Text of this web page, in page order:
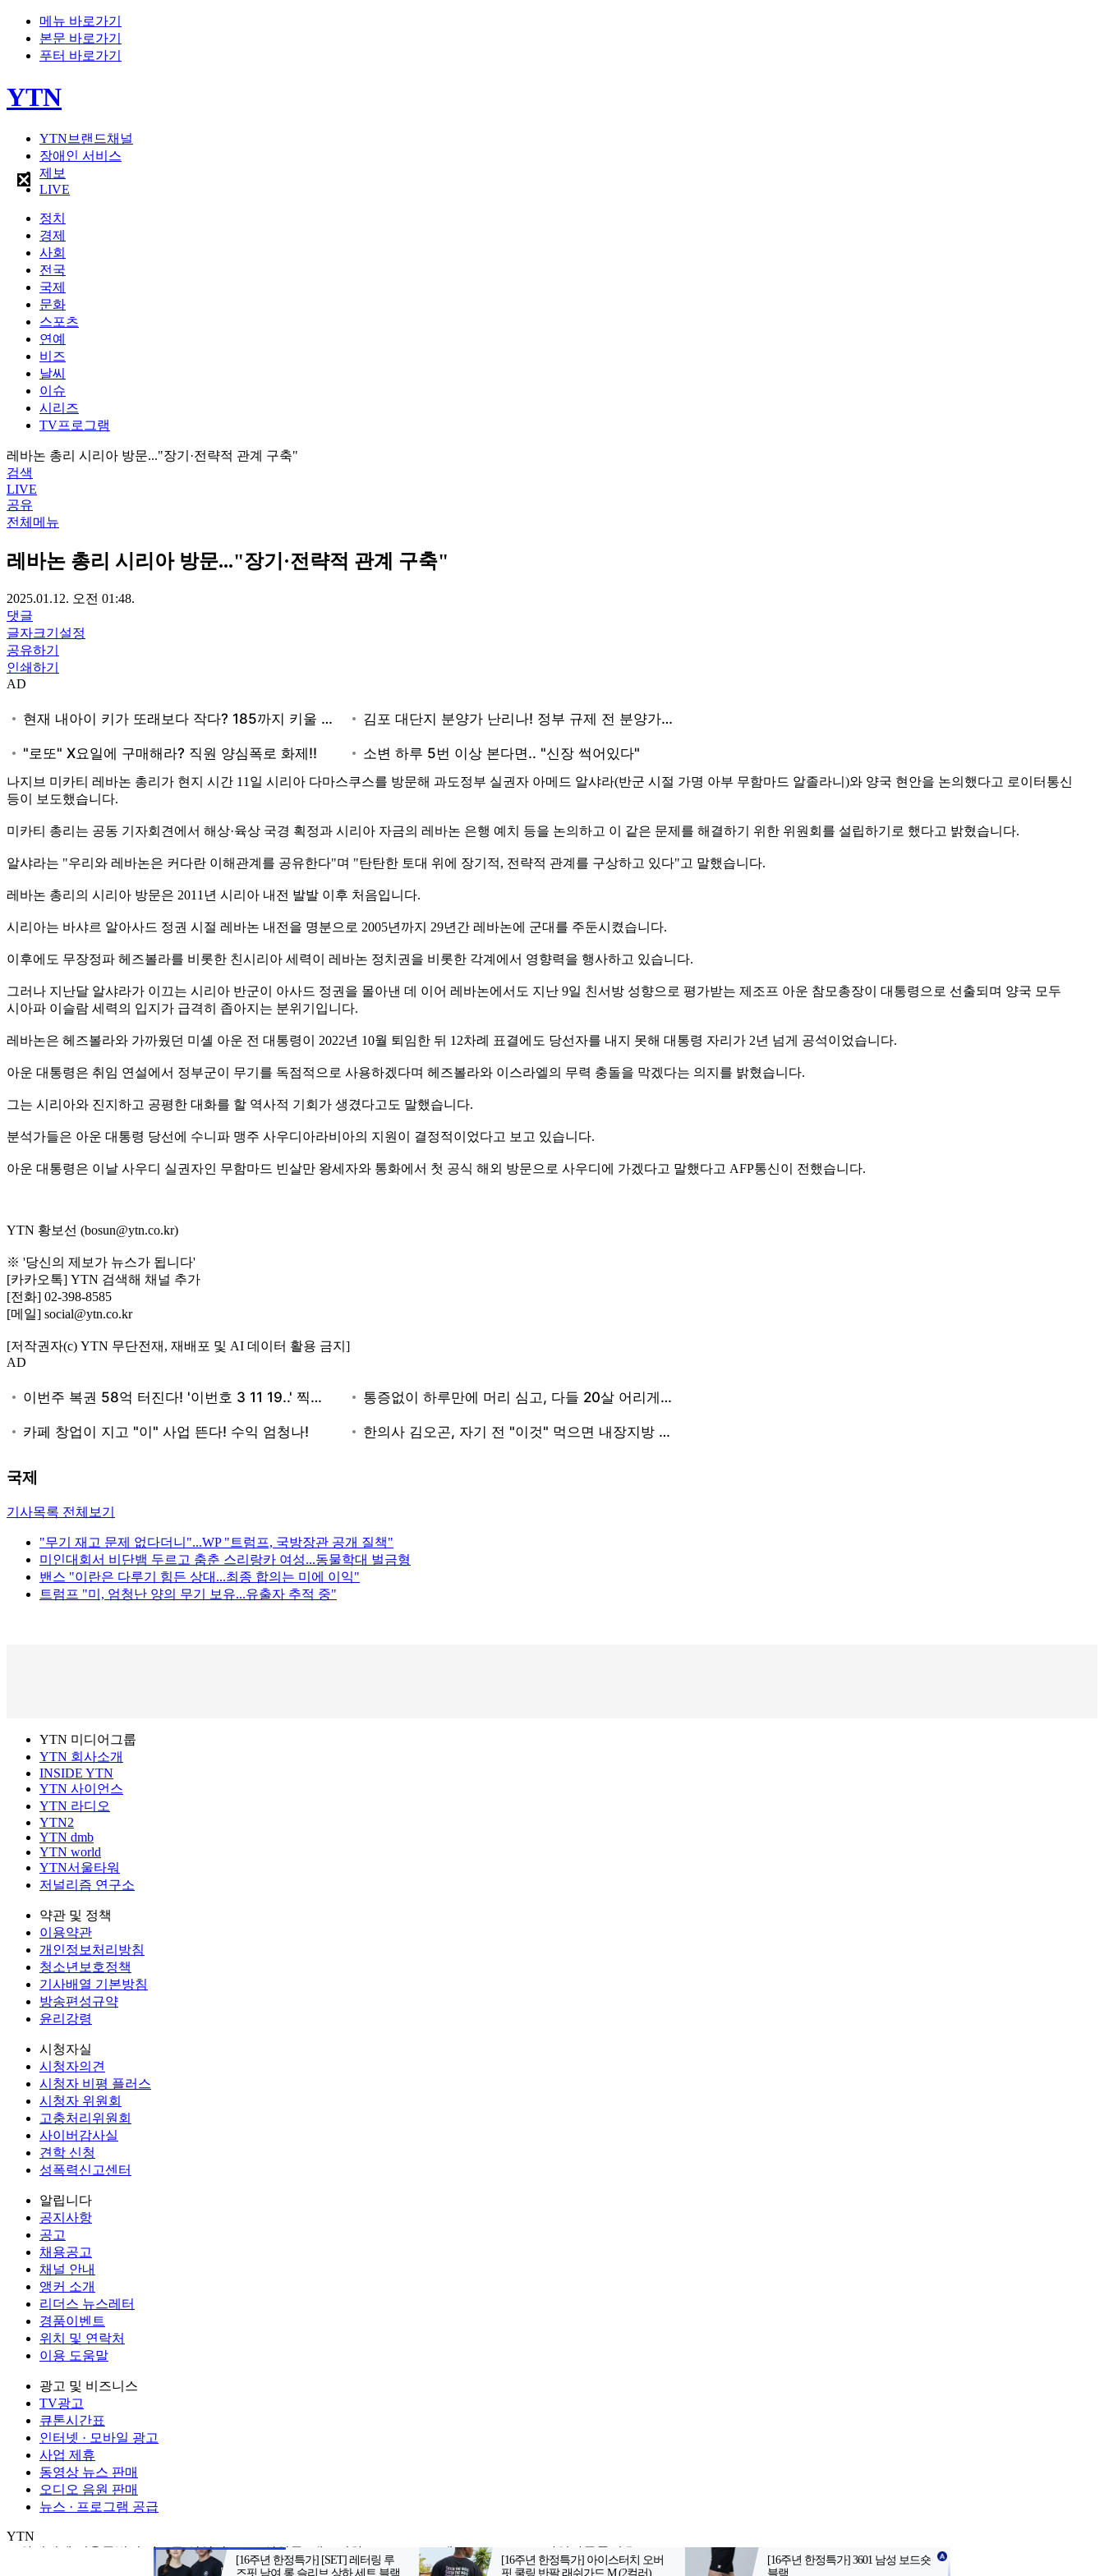
메뉴 바로가기
본문 바로가기
푸터 바로가기
YTN
YTN브랜드채널
장애인 서비스
제보
LIVE
정치
경제
사회
전국
국제
문화
스포츠
연예
비즈
날씨
이슈
시리즈
TV프로그램
레바논 총리 시리아 방문..."장기·전략적 관계 구축"
검색
LIVE
공유
전체메뉴
레바논 총리 시리아 방문..."장기·전략적 관계 구축"
2025.01.12. 오전 01:48.
댓글
글자크기설정
공유하기
인쇄하기
AD
나지브 미카티 레바논 총리가 현지 시간 11일 시리아 다마스쿠스를 방문해 과도정부 실권자 아메드 알샤라(반군 시절 가명 아부 무함마드 알졸라니)와 양국 현안을 논의했다고 로이터통신
등이 보도했습니다.
미카티 총리는 공동 기자회견에서 해상·육상 국경 획정과 시리아 자금의 레바논 은행 예치 등을 논의하고 이 같은 문제를 해결하기 위한 위원회를 설립하기로 했다고 밝혔습니다.
알샤라는 "우리와 레바논은 커다란 이해관계를 공유한다"며 "탄탄한 토대 위에 장기적, 전략적 관계를 구상하고 있다"고 말했습니다.
레바논 총리의 시리아 방문은 2011년 시리아 내전 발발 이후 처음입니다.
시리아는 바샤르 알아사드 정권 시절 레바논 내전을 명분으로 2005년까지 29년간 레바논에 군대를 주둔시켰습니다.
이후에도 무장정파 헤즈볼라를 비롯한 친시리아 세력이 레바논 정치권을 비롯한 각계에서 영향력을 행사하고 있습니다.
그러나 지난달 알샤라가 이끄는 시리아 반군이 아사드 정권을 몰아낸 데 이어 레바논에서도 지난 9일 친서방 성향으로 평가받는 제조프 아운 참모총장이 대통령으로 선출되며 양국 모두
시아파 이슬람 세력의 입지가 급격히 좁아지는 분위기입니다.
레바논은 헤즈볼라와 가까웠던 미셸 아운 전 대통령이 2022년 10월 퇴임한 뒤 12차례 표결에도 당선자를 내지 못해 대통령 자리가 2년 넘게 공석이었습니다.
아운 대통령은 취임 연설에서 정부군이 무기를 독점적으로 사용하겠다며 헤즈볼라와 이스라엘의 무력 충돌을 막겠다는 의지를 밝혔습니다.
그는 시리아와 진지하고 공평한 대화를 할 역사적 기회가 생겼다고도 말했습니다.
분석가들은 아운 대통령 당선에 수니파 맹주 사우디아라비아의 지원이 결정적이었다고 보고 있습니다.
아운 대통령은 이날 사우디 실권자인 무함마드 빈살만 왕세자와 통화에서 첫 공식 해외 방문으로 사우디에 가겠다고 말했다고 AFP통신이 전했습니다.
YTN 황보선 (bosun@ytn.co.kr)
※ '당신의 제보가 뉴스가 됩니다'
[카카오톡] YTN 검색해 채널 추가
[전화] 02-398-8585
[메일] social@ytn.co.kr
[저작권자(c) YTN 무단전재, 재배포 및 AI 데이터 활용 금지]
AD
국제
기사목록 전체보기
"무기 재고 문제 없다더니"...WP "트럼프, 국방장관 공개 질책"
미인대회서 비단뱀 두르고 춤춘 스리랑카 여성...동물학대 벌금형
밴스 "이란은 다루기 힘든 상대...최종 합의는 미에 이익"
트럼프 "미, 엄청난 양의 무기 보유...유출자 추적 중"
YTN 미디어그룹
YTN 회사소개
INSIDE YTN
YTN 사이언스
YTN 라디오
YTN2
YTN dmb
YTN world
YTN서울타워
저널리즘 연구소
약관 및 정책
이용약관
개인정보처리방침
청소년보호정책
기사배열 기본방침
방송편성규약
윤리강령
시청자실
시청자의견
시청자 비평 플러스
시청자 위원회
고충처리위원회
사이버감사실
견학 신청
성폭력신고센터
알립니다
공지사항
공고
채용공고
채널 안내
앵커 소개
리더스 뉴스레터
경품이벤트
위치 및 연락처
이용 도움말
광고 및 비즈니스
TV광고
큐톤시간표
인터넷 · 모바일 광고
사업 제휴
동영상 뉴스 판매
오디오 음원 판매
뉴스 · 프로그램 공급
YTN
㈜와이티엔
서울특별시 마포구 상암산로 76 (상암동) 대표전화: 02-398-8000 팩스: 02-398-8129
사업자등록번호: 102-81-32883
서울특별시 마포구 상암산로 76 (상암동)등록번호: 서울, 아54287등록일자: 2022.06.03